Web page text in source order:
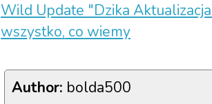
Wild Update "Dzika
wszystko, co wiemy
Author: bolda500